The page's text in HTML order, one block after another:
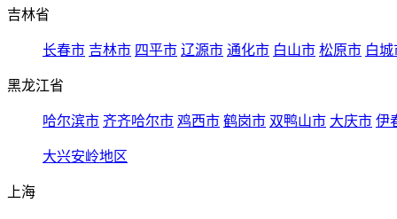
吉林省
长春市 吉林市 四平市 辽源市 通化市 白山市 松原市 白城
黑龙江省
哈尔滨市 齐齐哈尔市 鸡西市 鹤岗市 双鸭山市 大庆市 伊
大兴安岭地区
上海